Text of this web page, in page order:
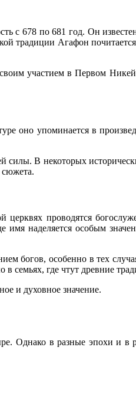
с 678 по 681 год. Он
традиции Агафон почитается
участием в Первом
оно упоминается в
силы. В некоторых
проводятся
наделяется особым
богов, особенно в тех
семьях, где чтут древние
и духовное значение.
Однако в разные эпохи и в